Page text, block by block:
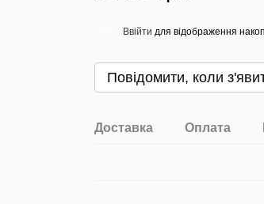
Ввійти для відображення
Повідомити, коли
Доставка Оплата